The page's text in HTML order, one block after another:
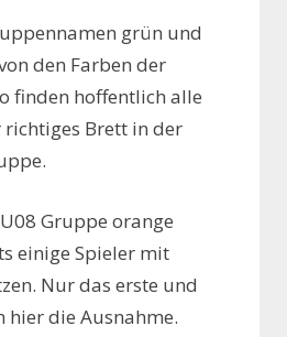
grün und
den Farben der
finden hoffentlich alle
Brett in der
Gruppe orange
einige Spieler mit
Nur das erste und
hier die Ausnahme.